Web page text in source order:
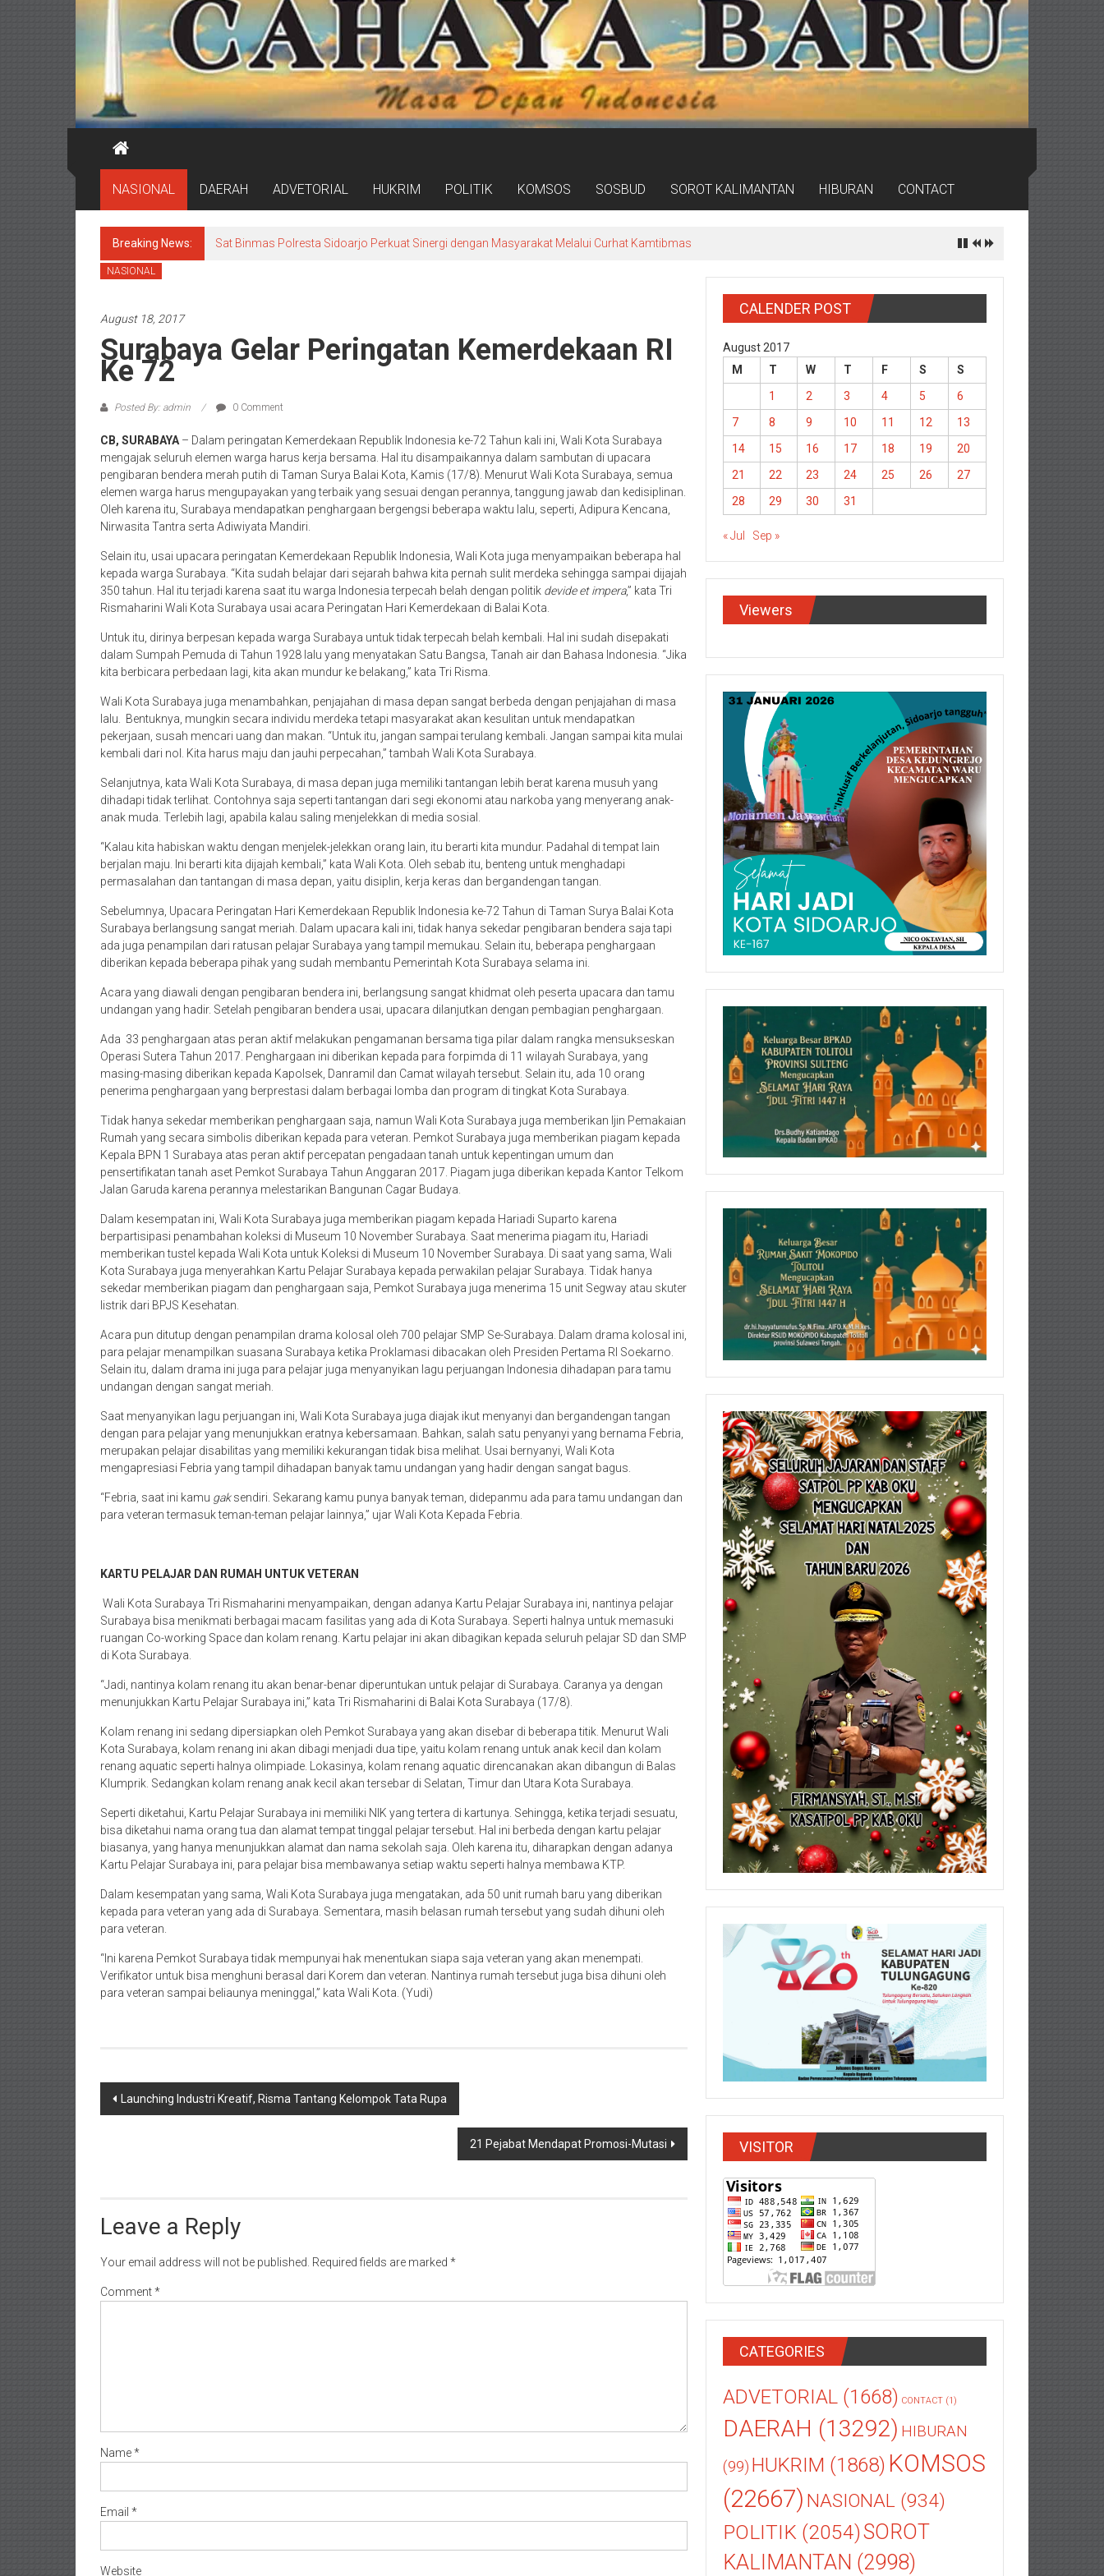
NASIONAL DAERAH ADVETORIAL HUKRIM POLITIK KOMSOS SOSBUD SOROT KALIMANTAN HIBURAN CONTACT
Breaking News: Sat Binmas Polresta Sidoarjo Perkuat Sinergi dengan Masyarakat Melalui Curhat Kamtibmas
NASIONAL
August 18, 2017
Surabaya Gelar Peringatan Kemerdekaan RI
Ke 72
Posted By: admin 0 Comment
CB, SURABAYA – Dalam peringatan Kemerdekaan Republik Indonesia ke-72 Tahun kali ini, Wali Kota Surabaya
mengajak seluruh elemen warga harus kerja bersama. Hal itu disampaikannya dalam sambutan di upacara
pengibaran bendera merah putih di Taman Surya Balai Kota, Kamis (17/8). Menurut Wali Kota Surabaya, semua
elemen warga harus mengupayakan yang terbaik yang sesuai dengan perannya, tanggung jawab dan kedisiplinan.
Oleh karena itu, Surabaya mendapatkan penghargaan bergengsi beberapa waktu lalu, seperti, Adipura Kencana,
Nirwasita Tantra serta Adiwiyata Mandiri.
Selain itu, usai upacara peringatan Kemerdekaan Republik Indonesia, Wali Kota juga menyampaikan beberapa hal
kepada warga Surabaya. “Kita sudah belajar dari sejarah bahwa kita pernah sulit merdeka sehingga sampai dijajah
350 tahun. Hal itu terjadi karena saat itu warga Indonesia terpecah belah dengan politik devide et impera,” kata Tri
Rismaharini Wali Kota Surabaya usai acara Peringatan Hari Kemerdekaan di Balai Kota.
Untuk itu, dirinya berpesan kepada warga Surabaya untuk tidak terpecah belah kembali. Hal ini sudah disepakati
dalam Sumpah Pemuda di Tahun 1928 lalu yang menyatakan Satu Bangsa, Tanah air dan Bahasa Indonesia. “Jika
kita berbicara perbedaan lagi, kita akan mundur ke belakang,” kata Tri Risma.
Wali Kota Surabaya juga menambahkan, penjajahan di masa depan sangat berbeda dengan penjajahan di masa
lalu. Bentuknya, mungkin secara individu merdeka tetapi masyarakat akan kesulitan untuk mendapatkan
pekerjaan, susah mencari uang dan makan. “Untuk itu, jangan sampai terulang kembali. Jangan sampai kita mulai
kembali dari nol. Kita harus maju dan jauhi perpecahan,” tambah Wali Kota Surabaya.
Selanjutnya, kata Wali Kota Surabaya, di masa depan juga memiliki tantangan lebih berat karena musuh yang
dihadapi tidak terlihat. Contohnya saja seperti tantangan dari segi ekonomi atau narkoba yang menyerang anak-
anak muda. Terlebih lagi, apabila kalau saling menjelekkan di media sosial.
“Kalau kita habiskan waktu dengan menjelek-jelekkan orang lain, itu berarti kita mundur. Padahal di tempat lain
berjalan maju. Ini berarti kita dijajah kembali,” kata Wali Kota. Oleh sebab itu, benteng untuk menghadapi
permasalahan dan tantangan di masa depan, yaitu disiplin, kerja keras dan bergandengan tangan.
Sebelumnya, Upacara Peringatan Hari Kemerdekaan Republik Indonesia ke-72 Tahun di Taman Surya Balai Kota
Surabaya berlangsung sangat meriah. Dalam upacara kali ini, tidak hanya sekedar pengibaran bendera saja tapi
ada juga penampilan dari ratusan pelajar Surabaya yang tampil memukau. Selain itu, beberapa penghargaan
diberikan kepada beberapa pihak yang sudah membantu Pemerintah Kota Surabaya selama ini.
Acara yang diawali dengan pengibaran bendera ini, berlangsung sangat khidmat oleh peserta upacara dan tamu
undangan yang hadir. Setelah pengibaran bendera usai, upacara dilanjutkan dengan pembagian penghargaan.
Ada 33 penghargaan atas peran aktif melakukan pengamanan bersama tiga pilar dalam rangka mensukseskan
Operasi Sutera Tahun 2017. Penghargaan ini diberikan kepada para forpimda di 11 wilayah Surabaya, yang
masing-masing diberikan kepada Kapolsek, Danramil dan Camat wilayah tersebut. Selain itu, ada 10 orang
penerima penghargaan yang berprestasi dalam berbagai lomba dan program di tingkat Kota Surabaya.
Tidak hanya sekedar memberikan penghargaan saja, namun Wali Kota Surabaya juga memberikan Ijin Pemakaian
Rumah yang secara simbolis diberikan kepada para veteran. Pemkot Surabaya juga memberikan piagam kepada
Kepala BPN 1 Surabaya atas peran aktif percepatan pengadaan tanah untuk kepentingan umum dan
pensertifikatan tanah aset Pemkot Surabaya Tahun Anggaran 2017. Piagam juga diberikan kepada Kantor Telkom
Jalan Garuda karena perannya melestarikan Bangunan Cagar Budaya.
Dalam kesempatan ini, Wali Kota Surabaya juga memberikan piagam kepada Hariadi Suparto karena
berpartisipasi penambahan koleksi di Museum 10 November Surabaya. Saat menerima piagam itu, Hariadi
memberikan tustel kepada Wali Kota untuk Koleksi di Museum 10 November Surabaya. Di saat yang sama, Wali
Kota Surabaya juga menyerahkan Kartu Pelajar Surabaya kepada perwakilan pelajar Surabaya. Tidak hanya
sekedar memberikan piagam dan penghargaan saja, Pemkot Surabaya juga menerima 15 unit Segway atau skuter
listrik dari BPJS Kesehatan.
Acara pun ditutup dengan penampilan drama kolosal oleh 700 pelajar SMP Se-Surabaya. Dalam drama kolosal ini,
para pelajar menampilkan suasana Surabaya ketika Proklamasi dibacakan oleh Presiden Pertama RI Soekarno.
Selain itu, dalam drama ini juga para pelajar juga menyanyikan lagu perjuangan Indonesia dihadapan para tamu
undangan dengan sangat meriah.
Saat menyanyikan lagu perjuangan ini, Wali Kota Surabaya juga diajak ikut menyanyi dan bergandengan tangan
dengan para pelajar yang menunjukkan eratnya kebersamaan. Bahkan, salah satu penyanyi yang bernama Febria,
merupakan pelajar disabilitas yang memiliki kekurangan tidak bisa melihat. Usai bernyanyi, Wali Kota
mengapresiasi Febria yang tampil dihadapan banyak tamu undangan yang hadir dengan sangat bagus.
“Febria, saat ini kamu gaksendiri. Sekarang kamu punya banyak teman, didepanmu ada para tamu undangan dan
para veteran termasuk teman-teman pelajar lainnya,” ujar Wali Kota Kepada Febria.
KARTU PELAJAR DAN RUMAH UNTUK VETERAN
Wali Kota Surabaya Tri Rismaharini menyampaikan, dengan adanya Kartu Pelajar Surabaya ini, nantinya pelajar
Surabaya bisa menikmati berbagai macam fasilitas yang ada di Kota Surabaya. Seperti halnya untuk memasuki
ruangan Co-working Space dan kolam renang. Kartu pelajar ini akan dibagikan kepada seluruh pelajar SD dan SMP
di Kota Surabaya.
“Jadi, nantinya kolam renang itu akan benar-benar diperuntukan untuk pelajar di Surabaya. Caranya ya dengan
menunjukkan Kartu Pelajar Surabaya ini,” kata Tri Rismaharini di Balai Kota Surabaya (17/8).
Kolam renang ini sedang dipersiapkan oleh Pemkot Surabaya yang akan disebar di beberapa titik. Menurut Wali
Kota Surabaya, kolam renang ini akan dibagi menjadi dua tipe, yaitu kolam renang untuk anak kecil dan kolam
renang aquatic seperti halnya olimpiade. Lokasinya, kolam renang aquatic direncanakan akan dibangun di Balas
Klumprik. Sedangkan kolam renang anak kecil akan tersebar di Selatan, Timur dan Utara Kota Surabaya.
Seperti diketahui, Kartu Pelajar Surabaya ini memiliki NIK yang tertera di kartunya. Sehingga, ketika terjadi sesuatu,
bisa diketahui nama orang tua dan alamat tempat tinggal pelajar tersebut. Hal ini berbeda dengan kartu pelajar
biasanya, yang hanya menunjukkan alamat dan nama sekolah saja. Oleh karena itu, diharapkan dengan adanya
Kartu Pelajar Surabaya ini, para pelajar bisa membawanya setiap waktu seperti halnya membawa KTP.
Dalam kesempatan yang sama, Wali Kota Surabaya juga mengatakan, ada 50 unit rumah baru yang diberikan
kepada para veteran yang ada di Surabaya. Sementara, masih belasan rumah tersebut yang sudah dihuni oleh
para veteran.
“Ini karena Pemkot Surabaya tidak mempunyai hak menentukan siapa saja veteran yang akan menempati.
Verifikator untuk bisa menghuni berasal dari Korem dan veteran. Nantinya rumah tersebut juga bisa dihuni oleh
para veteran sampai beliaunya meninggal,” kata Wali Kota. (Yudi)
Post
Launching Industri Kreatif, Risma Tantang Kelompok Tata Rupa
21 Pejabat Mendapat Promosi-Mutasi
Leave a Reply
Your email address will not be published. Required fields are marked *
Comment*
Name*
Email *
Website
CALENDER POST
August 2017
M
T W T F S
S
1
2 3 4 5
6
7
8 9 10 11 12
13
14
15 16 17 18 19
20
21
22 23 24 25 26
27
28
29 30 31
« Jul Sep »
Viewers
VISITOR
CATEGORIES
ADVETORIAL (1668) CONTACT (1)
DAERAH (13292) HIBURAN
(99) HUKRIM (1868) KOMSOS
(22667) NASIONAL (934)
POLITIK (2054)SOROT
KALIMANTAN (2998)